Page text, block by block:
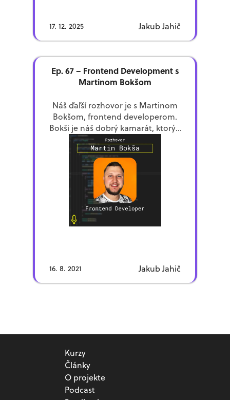
17. 12. 2025 Jakub Jahič
Ep. 67 – Frontend Development s
Martinom Bokšom
Náš ďaľší rozhovor je s Martinom
Bokšom, frontend developerom.
Bokši je náš dobrý kamarát, ktorý z
našej partie začal kódiť medzi
prvými. Dozvieme sa o jeho veľa
skúsenostiach, od nakódenia
stránky pomocou PHPFusion,
kódenia mobilných aplikácií, až po
frontend pozície v rôznych
startupoch.
Samozrejme nebudú chýbať rady
pre začínajúcih frontend
developerov, ako by mali podľa
Bokšiho postupovať pri učení sa,
aby sa mohli čo najskôr zamestnať.
16. 8. 2021 Jakub Jahič
Kurzy
Články
O projekte
Podcast